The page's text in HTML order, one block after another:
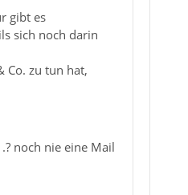
gibt es
sich noch darin
Co. zu tun hat,
noch nie eine Mail